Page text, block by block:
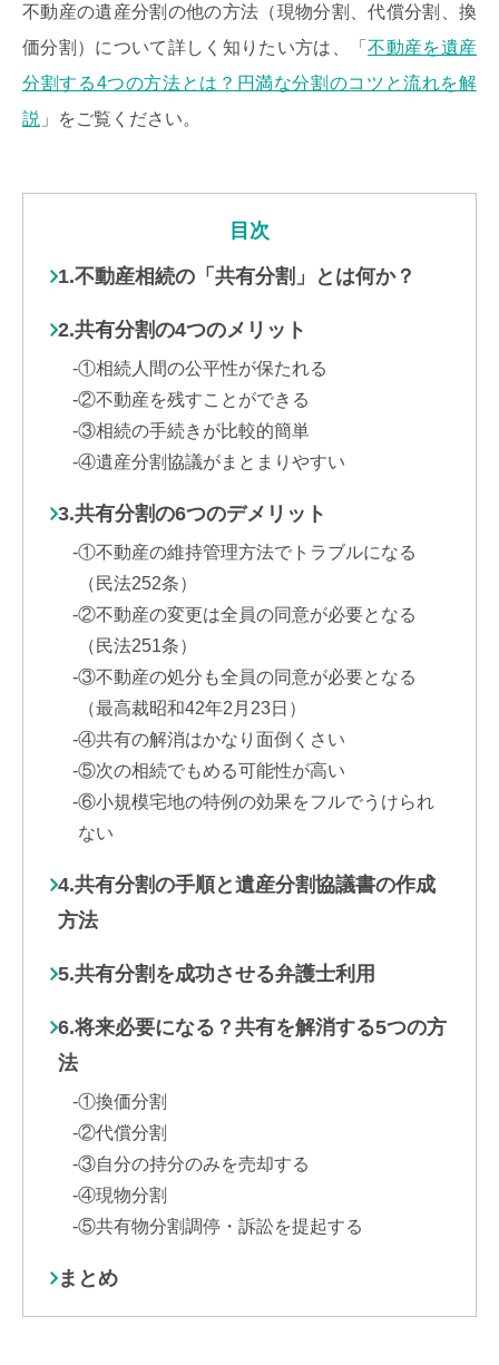
不動産の遺産分割の他の方法（現物分割、代償分割、換
価分割）について詳しく知りたい方は、「不動産を遺産
分割する4つの方法とは？円満な分割のコツと流れを解
説 」をご覧ください。
目次
1.不動産相続の「共有分割」とは何か？
2.共有分割の4つのメリット
①相続人間の公平性が保たれる
②不動産を残すことができる
③相続の手続きが比較的簡単
④遺産分割協議がまとまりやすい
3.共有分割の6つのデメリット
①不動産の維持管理方法でトラブルになる
（民法252条）
②不動産の変更は全員の同意が必要となる
（民法251条）
③不動産の処分も全員の同意が必要となる
（最高裁昭和42年2月23日）
④共有の解消はかなり面倒くさい
⑤次の相続でもめる可能性が高い
⑥小規模宅地の特例の効果をフルでうけられ
ない
4.共有分割の手順と遺産分割協議書の作成
方法
5.共有分割を成功させる弁護士利用
6.将来必要になる？共有を解消する5つの方
法
①換価分割
②代償分割
③自分の持分のみを売却する
④現物分割
⑤共有物分割調停・訴訟を提起する
まとめ